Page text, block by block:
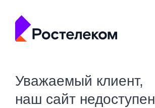
Уважаемый клиент,
наш сайт недоступен